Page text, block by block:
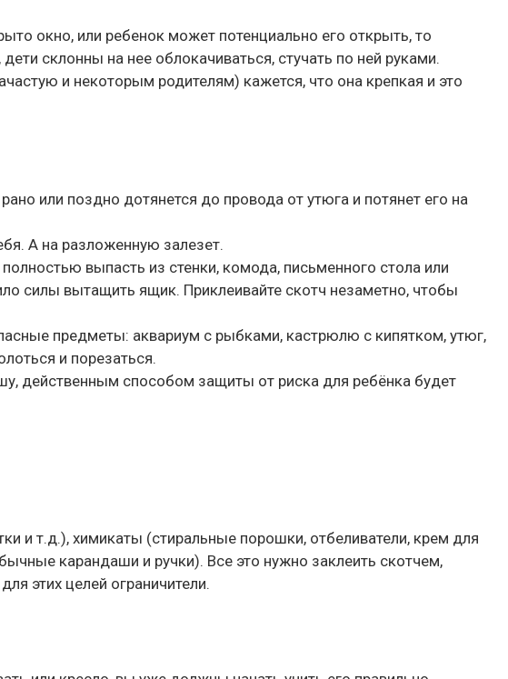
окно, или ребенок может потенциально его открыть, то
склонны на нее облокачиваться, стучать по ней руками.
и некоторым родителям) кажется, что она крепкая и это
или поздно дотянется до провода от утюга и потянет его на
А на разложенную залезет.
выпасть из стенки, комода, письменного стола или
силы вытащить ящик. Приклеивайте скотч незаметно, чтобы
предметы: аквариум с рыбками, кастрюлю с кипятком, утюг,
и порезаться.
действенным способом защиты от риска для ребёнка будет
и т.д.), химикаты (стиральные порошки, отбеливатели, крем для
карандаши и ручки). Все это нужно заклеить скотчем,
этих целей ограничители.